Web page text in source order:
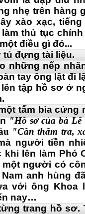
nhẹ trên hàng
xào xạc,
thủ tục
điều gì đó...
đựng tài liệu.
những nếp
tay ông lật đi
tập hồ sơ ở
tấm bìa cứng
"Hồ sơ của bà
"Cần thẩm tra,
người tiền
lên làm Phó
người có
anh hùng
với ông Khoa
nay…
trang hồ sơ.